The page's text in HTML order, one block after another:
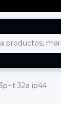
32a ip44